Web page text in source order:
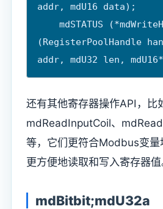
addr, mdU16 data);
    mdSTATUS (*mdWriteHoldRegisters)
(RegisterPoolHandle
addr, mdU32 len,
还有其他寄存器操作API，比
mdReadInputCoil、
等，它们更符合Modbus变量
更方便地读取和写入寄存器值
mdBitbit;mdU32a